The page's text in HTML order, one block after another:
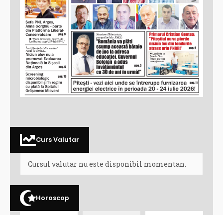
Curs Valutar
Cursul valutar nu este disponibil momentan.
Horoscop